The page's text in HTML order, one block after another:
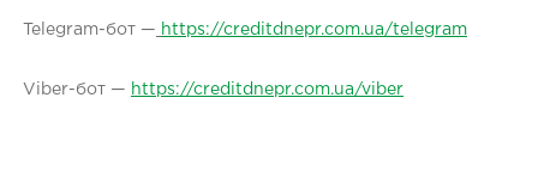
Telegram-бот — https://creditdnepr.com.ua/telegram
Viber-бот — https://creditdnepr.com.ua/viber